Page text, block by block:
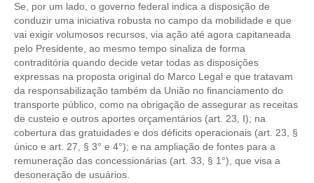
PUBLICIDADE
MANUAL DE REDAÇÃO
RELEASES
CONTATO
CADASTRO
ASSOCIE-SE
Se, por um lado, o governo federal indica a disposição de
conduzir uma iniciativa robusta no campo da mobilidade e que
vai exigir volumosos recursos, via ação até agora capitaneada
pelo Presidente, ao mesmo tempo sinaliza de forma
contraditória quando decide vetar todas as disposições
expressas na proposta original do Marco Legal e que tratavam
da responsabilização também da União no financiamento do
transporte público, como na obrigação de assegurar as receitas
de custeio e outros aportes orçamentários (art. 23, I); na
cobertura das gratuidades e dos déficits operacionais (art. 23, §
único e art. 27, § 3° e 4°); e na ampliação de fontes para a
remuneração das concessionárias (art. 33, § 1°), que visa a
desoneração de usuários.